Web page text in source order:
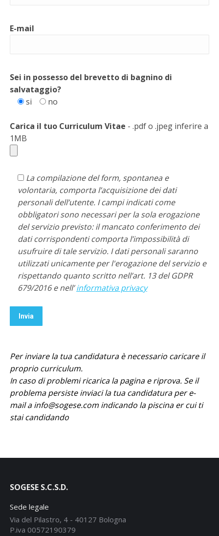
E-mail
Sei in possesso del brevetto di bagnino di
salvataggio?
si
no
Carica il tuo Curriculum Vitae - .pdf o .jpeg inferire a
1MB
La compilazione del form, spontanea e
volontaria, comporta l’acquisizione dei dati
personali dell’utente. I campi indicati come
obbligatori sono necessari per la sola erogazione
del servizio previsto: il mancato conferimento dei
dati corrispondenti comporta l’impossibilità di
usufruire di tale servizio. I dati personali saranno
utilizzati unicamente per l'erogazione del servizio e
rispettando quanto scritto nell’art. 13 del GDPR
679/2016 e nell’informativa privacy
Per inviare la tua candidatura è necessario caricare il
proprio curriculum.
In caso di problemi ricarica la pagina e riprova. Se il
problema persiste inviaci la tua candidatura per e-
mail a info@sogese.com indicando la piscina er cui ti
stai candidando
SOGESE S.C.S.D.
Sede legale
Via del Pilastro, 4 - 40127 Bologna
P.iva 00572190379